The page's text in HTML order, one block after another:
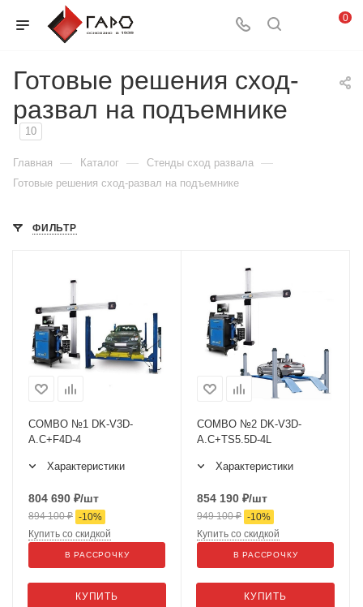
0
Готовые решения сход-
развал на подъемнике
10
Главная — Каталог — Стенды сход развала —
Готовые решения сход-развал на подъемнике
ФИЛЬТР
COMBO №1 DK-V3D-
A.C+F4D-4
Характеристики
804 690 ₽/шт
894 100₽ -10%
КУПИТЬ
Купить со скидкой
В РАССРОЧКУ
COMBO №2 DK-V3D-
A.C+TS5.5D-4L
Характеристики
854 190 ₽/шт
949 100₽ -10%
КУПИТЬ
Купить со скидкой
В РАССРОЧКУ